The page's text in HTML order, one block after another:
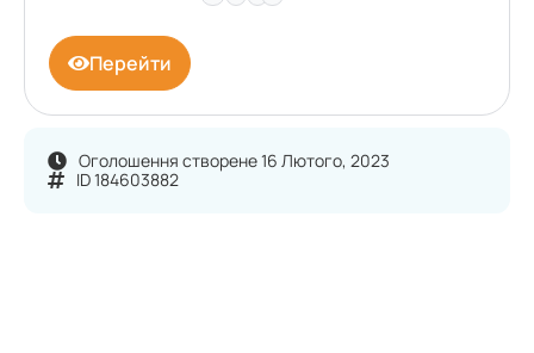
Оголошення створене 16 Лютого, 2023
ID 184603882
Перейти